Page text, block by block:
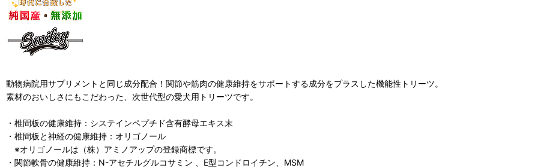
動物病院用サプリメントと同じ成分配合！関節や筋肉の健康維持をサポートする成分をプラスした機能性トリーツ。
素材のおいしさにもこだわった、次世代型の愛犬用トリーツです。
・椎間板の健康維持：システインペプチド含有酵母エキス末
・椎間板と神経の健康維持：オリゴノール
※オリゴノールは（株）アミノアップの登録商標です。
・関節軟骨の健康維持：N-アセチルグルコサミン 、E型コンドロイチン、MSM